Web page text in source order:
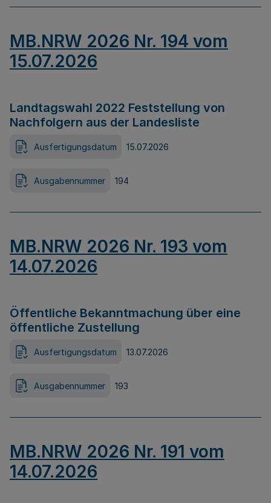
MB.NRW 2026 Nr. 194 vom
15.07.2026
Landtagswahl 2022 Feststellung von
Nachfolgern aus der Landesliste
Ausfertigungsdatum 15.07.2026
Ausgabennummer 194
MB.NRW 2026 Nr. 193 vom
14.07.2026
Öffentliche Bekanntmachung über eine
öffentliche Zustellung
Ausfertigungsdatum 13.07.2026
Ausgabennummer 193
MB.NRW 2026 Nr. 191 vom
14.07.2026